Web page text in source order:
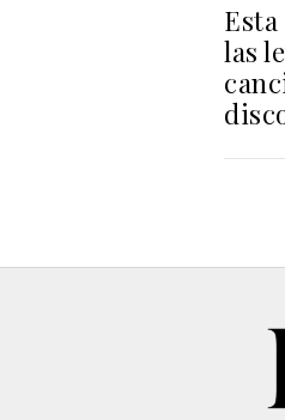
las